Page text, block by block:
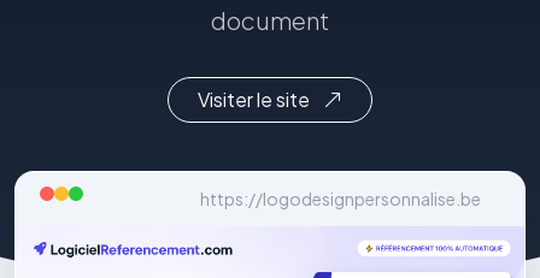
document
Visiter le site
https://logodesignpersonnalise.be